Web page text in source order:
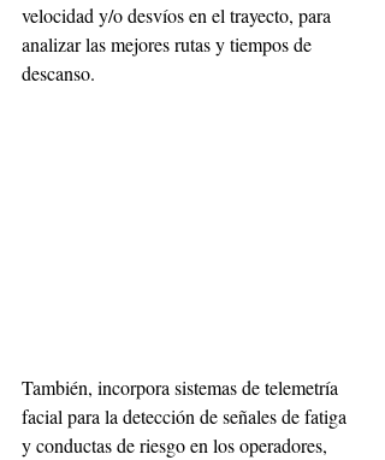
velocidad y/o desvíos en el trayecto, para
analizar las mejores rutas y tiempos de
descanso.
También, incorpora sistemas de telemetría
facial para la detección de señales de fatiga
y conductas de riesgo en los operadores,